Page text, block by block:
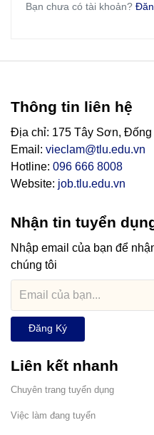
Bạn chưa có tài khoản?
Thông tin liên hệ
Địa chỉ: 175 Tây Sơn,
Email: vieclam@tlu.edu.vn
Hotline: 096 666 8008
Website: job.tlu.edu.vn
Nhận tin tuyển
Nhập email của bạn để
chúng tôi
Đăng Ký
Liên kết nhanh
Chuyên trang tuyển dụng
Việc làm đang tuyển